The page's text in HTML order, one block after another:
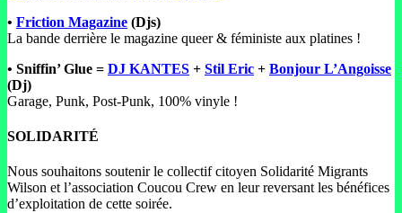
• Friction Magazine (Djs)
La bande derrière le magazine queer & féministe aux platines !
• Sniffin’ Glue = DJ KANTES + Stil Eric + Bonjour L’Angoisse
(Dj)
Garage, Punk, Post-Punk, 100% vinyle !
SOLIDARITÉ
Nous souhaitons soutenir le collectif citoyen Solidarité Migrants
Wilson et l’association Coucou Crew en leur reversant les bénéfices
d’exploitation de cette soirée.